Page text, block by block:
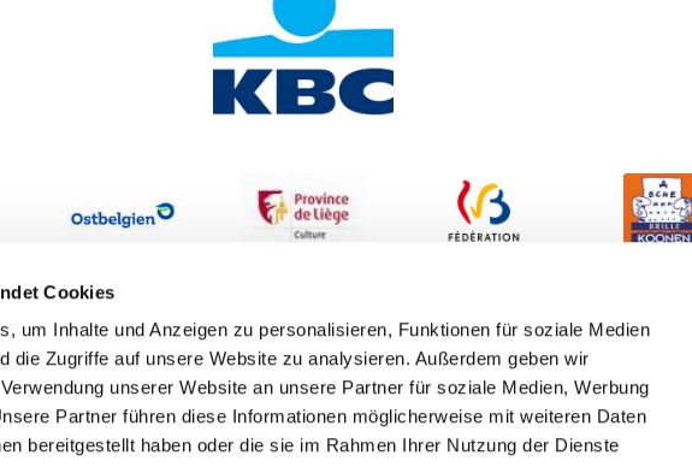
Cookies
um Inhalte und Anzeigen zu personalisieren, Funktionen für soziale Medien
die Zugriffe auf unsere Website zu analysieren. Außerdem geben wir
unserer Website an unsere Partner für soziale Medien, Werbung
Partner führen diese Informationen möglicherweise mit weiteren Daten
bereitgestellt haben oder die sie im Rahmen Ihrer Nutzung der Dienste